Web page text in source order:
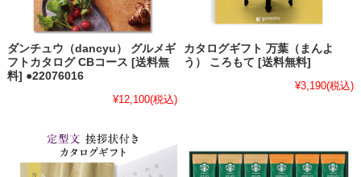
ダンチュウ（dancyu） グルメギ
フトカタログ CBコース [送料無
料] ●22076016
¥12,100(税込)
カタログギフト 万葉（まんよ
う） ころもて [送料無料]
¥3,190(税込)